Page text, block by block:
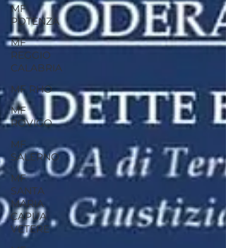
MF
POTENZA
MF
REGGIO
CALABRIA
MF RHO
MF
ROVIGO
MF
SALERNO
MF
SANTA
MARIA
CAPUA
VETERE